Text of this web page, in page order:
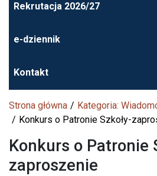
Rekrutacja 2026/27
e-dziennik
Kontakt
Strona główna
Kategoria:
Konkurs o Patronie Szkoły-
Konkurs o Patronie
zaproszenie